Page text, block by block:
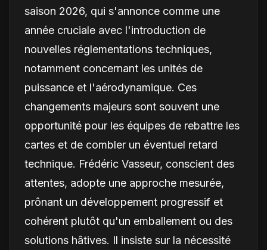
saison 2026, qui s'annonce comme une
année cruciale avec l'introduction de
nouvelles réglementations techniques,
notamment concernant les unités de
puissance et l'aérodynamique. Ces
changements majeurs sont souvent une
opportunité pour les équipes de rebattre les
cartes et de combler un éventuel retard
technique. Frédéric Vasseur, conscient des
attentes, adopte une approche mesurée,
prônant un développement progressif et
cohérent plutôt qu'un emballement ou des
solutions hâtives. Il insiste sur la nécessité